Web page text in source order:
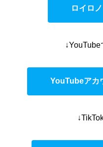
ロイロ
↓YouTube
YouTubeアカ